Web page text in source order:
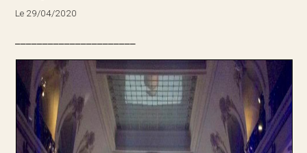
Le 29/04/2020